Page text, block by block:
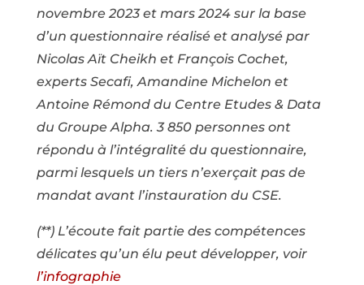
novembre 2023 et mars 2024 sur la base
d’un questionnaire réalisé et analysé par
Nicolas Aït Cheikh et François Cochet,
experts Secafi, Amandine Michelon et
Antoine Rémond du Centre Etudes & Data
du Groupe Alpha. 3 850 personnes ont
répondu à l’intégralité du questionnaire,
parmi lesquels un tiers n’exerçait pas de
mandat avant l’instauration du CSE.
(**) L’écoute fait partie des compétences
délicates qu’un élu peut développer, voir
l’infographie